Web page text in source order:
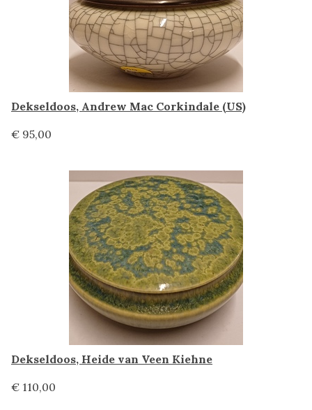
Dekseldoos, Andrew Mac Corkindale (US)
€ 95,00
Dekseldoos, Heide van Veen Kiehne
€ 110,00